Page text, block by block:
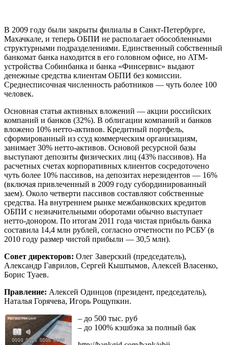
В 2009 году были закрыты филиалы в Санкт-Петербурге,
Махачкале, и теперь ОБПИ не располагает обособленными
структурными подразделениями. Единственный собственный
банкомат банка находится в его головном офисе, но ATM-
устройства Собинбанка и банка «Финсервис» выдают
денежные средства клиентам ОБПИ без комиссии.
Среднесписочная численность работников — чуть более 100
человек.
Основная статья активных вложений — акции российских
компаний и банков (32%). В облигации компаний и банков
вложено 10% нетто-активов. Кредитный портфель,
сформированный из ссуд коммерческим организациям,
занимает 30% нетто-активов. Основой ресурсной базы
выступают депозиты физических лиц (43% пассивов). На
расчетных счетах корпоративных клиентов сосредоточено
чуть более 10% пассивов, на депозитах нерезидентов — 16%
(включая привлеченный в 2009 году субординированный
заем). Около четверти пассивов составляют собственные
средства. На внутреннем рынке межбанковских кредитов
ОБПИ с незначительными оборотами обычно выступает
нетто-донором. По итогам 2011 года чистая прибыль банка
составила 14,4 млн рублей, согласно отчетности по РСБУ (в
2010 году размер чистой прибыли — 30,5 млн).
Совет директоров: Олег Заверский (председатель),
Александр Гаврилов, Сергей Кыштымов, Алексей Власенко,
Борис Туаев.
Правление: Алексей Одинцов (президент, председатель),
Наталья Горячева, Игорь Рощупкин.
– до 500 тыс. руб
– до 100% кэшбэка за полный бак